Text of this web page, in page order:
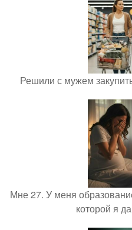
Решили с мужем
Мне 27. У меня
которой я